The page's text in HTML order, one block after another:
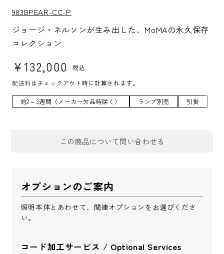
S
K
U:
983BPEAR-CC-P
ジョージ・ネルソンが生み出した、MoMAの永久保存
コレクション
通常価格
¥132,000
税込
配送料はチェックアウト時に計算されます。
約2～3週間（メーカー欠品時除く） ランプ別売 引掛
この商品について問い合わせる
お問合せフォーム
件名 *
お問い合わせ内容
オプションのご案内
照明本体とあわせて、関連オプションをお選びくださ
い。
コード加工サービス / Optional Services